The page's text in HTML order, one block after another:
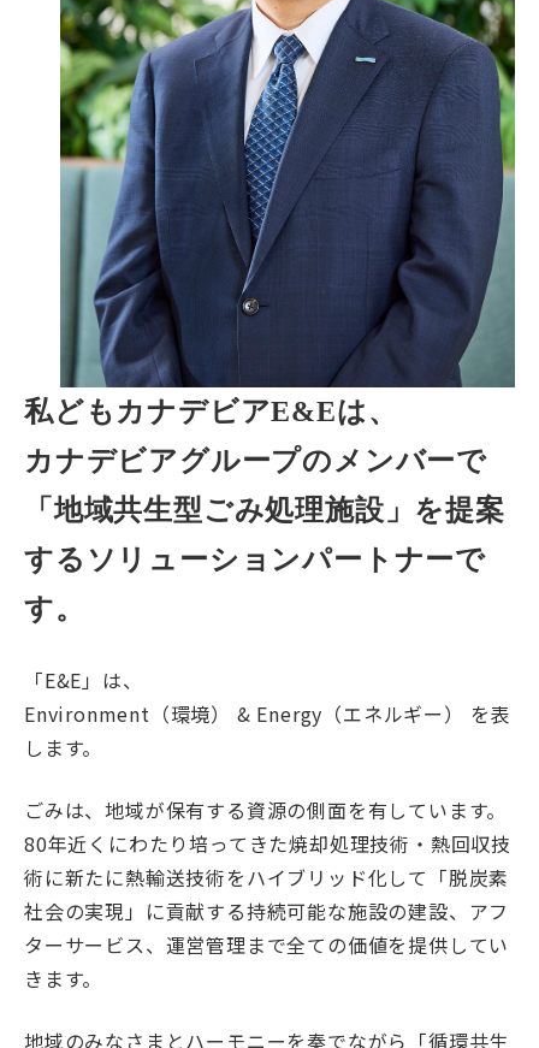
私どもカナデビアE&Eは、
カナデビアグループのメンバーで
「地域共生型ごみ処理施設」を提案
する ソリューションパートナーで
す。
「E&E」は、
Environment（環境） & Energy（エネルギー） を表
します。
ごみは、地域が保有する資源の側面を有しています。
80年近くにわたり培ってきた焼却処理技術・熱回収技
術に新たに熱輸送技術をハイブリッド化して「脱炭素
社会の実現」に貢献する持続可能な施設の建設、アフ
ターサービス、運営管理まで全ての価値を提供してい
きます。
地域のみなさまとハーモニーを奏でながら「循環共生